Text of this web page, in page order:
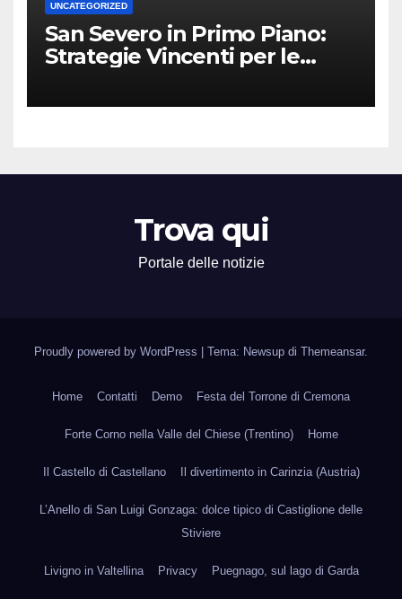
UNCATEGORIZED
San Severo in Primo Piano:
Strategie Vincenti per le
Territorio
Trova qui
Portale delle notizie
Proudly powered by WordPress Tema: Newsup di Themeansar.
Home Contatti Demo Festa del Torrone di Cremona
Forte Corno nella Valle del Chiese (Trentino) Home
Il Castello di Castellano Il divertimento in Carinzia (Austria)
L’Anello di San Luigi Gonzaga: dolce tipico di Castiglione delle
Stiviere
Livigno in Valtellina Privacy Puegnago, sul lago di Garda